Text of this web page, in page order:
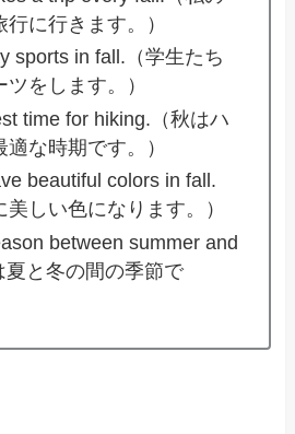
に行きます。）
sports in fall.（学生たち
をします。）
time for hiking.（秋はハ
な時期です。）
beautiful colors in fall.
美しい色になります。）
between summer and
夏と冬の間の季節で